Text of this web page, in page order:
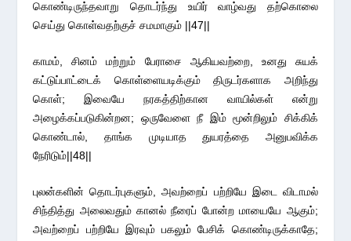
கொண்டிருந்தவாறு தொடர்ந்து உயிர் வாழ்வது தற்கொலை
செய்து கொள்வதற்குச் சமமாகும் ||47||
காமம், சினம் மற்றும் பேராசை ஆகியவற்றை, உனது சுயக்
கட்டுப்பாட்டைக் கொள்ளையடிக்கும் திருடர்களாக அறிந்து
கொள்; இவையே நரகத்திற்கான வாயில்கள் என்று
அழைக்கப்படுகின்றன; ஒருவேளை நீ இம் மூன்றிலும் சிக்கிக்
கொண்டால், தாங்க முடியாத துயரத்தை அனுபவிக்க
நேரிடும்||48||
புலன்களின் தொடர்புகளும், அவற்றைப் பற்றியே இடை விடாமல்
சிந்தித்து அலைவதும் கானல் நீரைப் போன்ற மாயையே ஆகும்;
அவற்றைப் பற்றியே இரவும் பகலும் பேசிக் கொண்டிருக்காதே;